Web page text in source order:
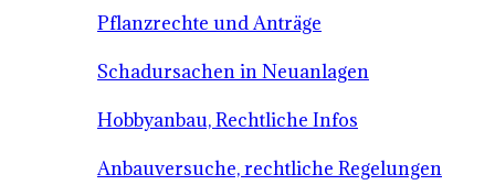
Pflanzrechte und Anträge
Schadursachen in Neuanlagen
Hobbyanbau, Rechtliche Infos
Anbauversuche, rechtliche Regelungen